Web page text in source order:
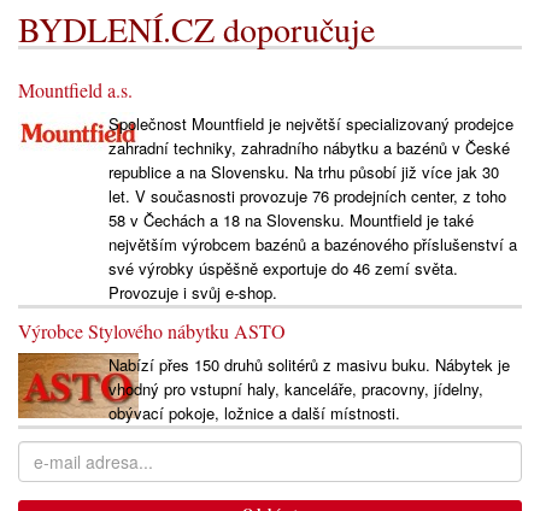
BYDLENÍ.CZ doporučuje
Mountfield a.s.
Společnost Mountfield je největší specializovaný prodejce
zahradní techniky, zahradního nábytku a bazénů v České
republice a na Slovensku. Na trhu působí již více jak 30
let. V současnosti provozuje 76 prodejních center, z toho
58 v Čechách a 18 na Slovensku. Mountfield je také
největším výrobcem bazénů a bazénového příslušenství a
své výrobky úspěšně exportuje do 46 zemí světa.
Provozuje i svůj e-shop.
Výrobce Stylového nábytku ASTO
Nabízí přes 150 druhů solitérů z masivu buku. Nábytek je
vhodný pro vstupní haly, kanceláře, pracovny, jídelny,
obývací pokoje, ložnice a další místnosti.